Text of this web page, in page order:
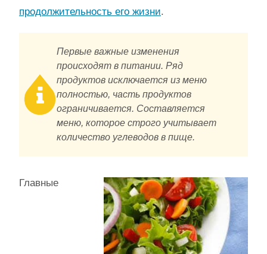
продолжительность его жизни.
Первые важные изменения
происходят в питании. Ряд
продуктов исключается из меню
полностью, часть продуктов
ограничивается. Составляется
меню, которое строго учитывает
количество углеводов в пище.
Главные